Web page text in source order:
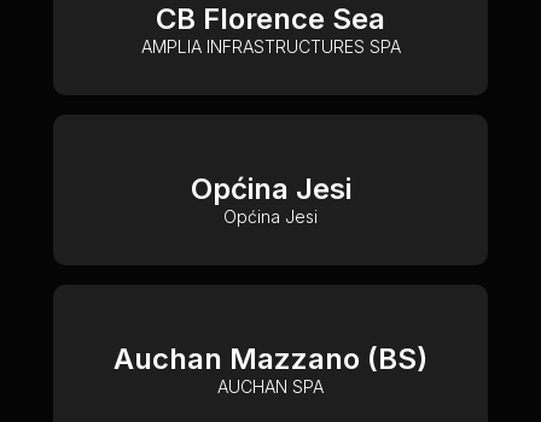
CB Florence Sea
AMPLIA INFRASTRUCTURES SPA
Općina Jesi
Općina Jesi
Auchan Mazzano (BS)
AUCHAN SPA